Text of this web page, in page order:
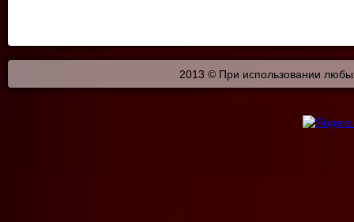
2013 © При использовании